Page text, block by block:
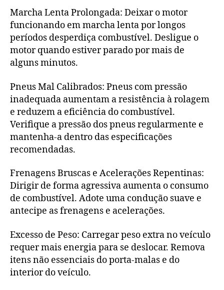
Marcha Lenta Prolongada: Deixar o motor
funcionando em marcha lenta por longos
períodos desperdiça combustível. Desligue o
motor quando estiver parado por mais de
alguns minutos.
Pneus Mal Calibrados: Pneus com pressão
inadequada aumentam a resistência à rolagem
e reduzem a eficiência do combustível.
Verifique a pressão dos pneus regularmente e
mantenha-a dentro das especificações
recomendadas.
Frenagens Bruscas e Acelerações Repentinas:
Dirigir de forma agressiva aumenta o consumo
de combustível. Adote uma condução suave e
antecipe as frenagens e acelerações.
Excesso de Peso: Carregar peso extra no veículo
requer mais energia para se deslocar. Remova
itens não essenciais do porta-malas e do
interior do veículo.